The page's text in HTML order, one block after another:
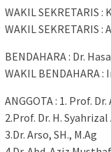
WAKIL SEKRETARIS
WAKIL SEKRETARIS
BENDAHARA : Dr.
WAKIL BENDAHARA :
ANGGOTA : 1. Prof.
2.Prof. Dr. H. Syahrizal
3.Dr. Arso, SH., M.Ag